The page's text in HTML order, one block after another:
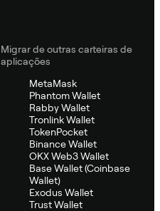
Migrar de outras carteiras de
aplicações
MetaMask
Phantom Wallet
Rabby Wallet
Tronlink Wallet
TokenPocket
Binance Wallet
OKX Web3 Wallet
Base Wallet (Coinbase
Wallet)
Exodus Wallet
Trust Wallet